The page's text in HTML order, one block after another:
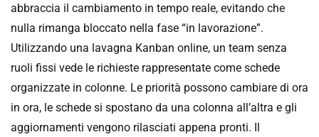
abbraccia il cambiamento in tempo reale, evitando che
nulla rimanga bloccato nella fase “in lavorazione”.
Utilizzando una lavagna Kanban online, un team senza
ruoli fissi vede le richieste rappresentate come schede
organizzate in colonne. Le priorità possono cambiare di ora
in ora, le schede si spostano da una colonna all’altra e gli
aggiornamenti vengono rilasciati appena pronti. Il